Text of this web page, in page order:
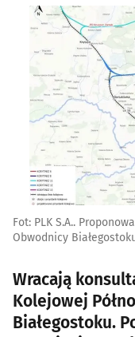
Fot: PLK S.A..
Obwodnicy
Wracają
Kolejowej
Białegostoku.